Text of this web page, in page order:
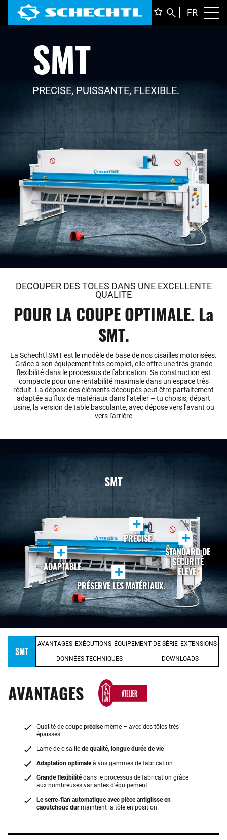
FR
SMT
PRECISE, PUISSANTE, FLEXIBLE.
DECOUPER DES TOLES DANS UNE EXCELLENTE
QUALITE
POUR LA COUPE OPTIMALE. La
SMT.
La Schechtl SMT est le modèle de base de nos cisailles motorisées.
Grâce à son équipement très complet, elle offre une très grande
flexibilité dans le processus de fabrication. Sa construction est
compacte pour une rentabilité maximale dans un espace très
réduit. La dépose des éléments découpés peut être parfaitement
adaptée au flux de matériaux dans l’atelier – tu choisis, départ
usine, la version de table basculante, avec dépose vers l'avant ou
vers l'arrière
SMT
+
PRÉCISE. +
STANDARD DE
SÉCURITÉ
ÉLEVÉ.
+
ADAPTABLE. +
PRÉSERVE LES MATÉRIAUX.
SMT
AVANTAGES EXÉCUTIONS ÉQUIPEMENT DE SÉRIE EXTENSIONS
DONNÉES TECHNIQUES DOWNLOADS
AVANTAGES
Qualité de coupe précisemême – avec des tôles très
épaisses
Lame de cisaille de qualité, longue durée de vie
Adaptation optimaleà vos gammes de fabrication
Grande flexibilitédans le processus de fabrication grâce
aux nombreuses variantes d’équipement
Le serre-flan automatique avec pièce antiglisse en
caoutchouc durmaintient la tôle en position